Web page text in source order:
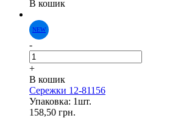
В кошик
-
+
В кошик
Сережки 12-81156
Упаковка: 1шт.
158,50 грн.